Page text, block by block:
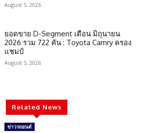
August 5, 2026
ยอดขาย D-Segment เดือน มิถุนายน
2026 รวม 722 คัน : Toyota Camry ครอง
แชมป์
August 5, 2026
Related News
ข่าวรถยนต์